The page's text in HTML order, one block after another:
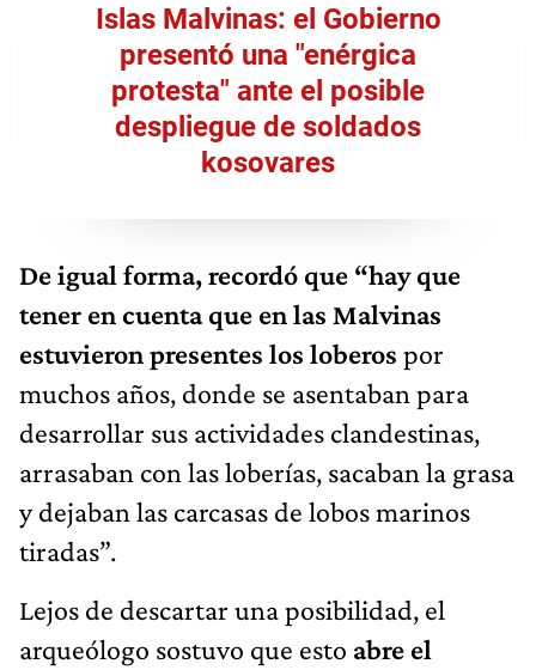
Islas Malvinas: el Gobierno
presentó una "enérgica
protesta" ante el posible
despliegue de soldados
kosovares
De igual forma, recordó que “hay que
tener en cuenta que en las Malvinas
estuvieron presentes los loberos por
muchos años, donde se asentaban para
desarrollar sus actividades clandestinas,
arrasaban con las loberías, sacaban la grasa
y dejaban las carcasas de lobos marinos
tiradas”.
Lejos de descartar una posibilidad, el
arqueólogo sostuvo que esto abre el